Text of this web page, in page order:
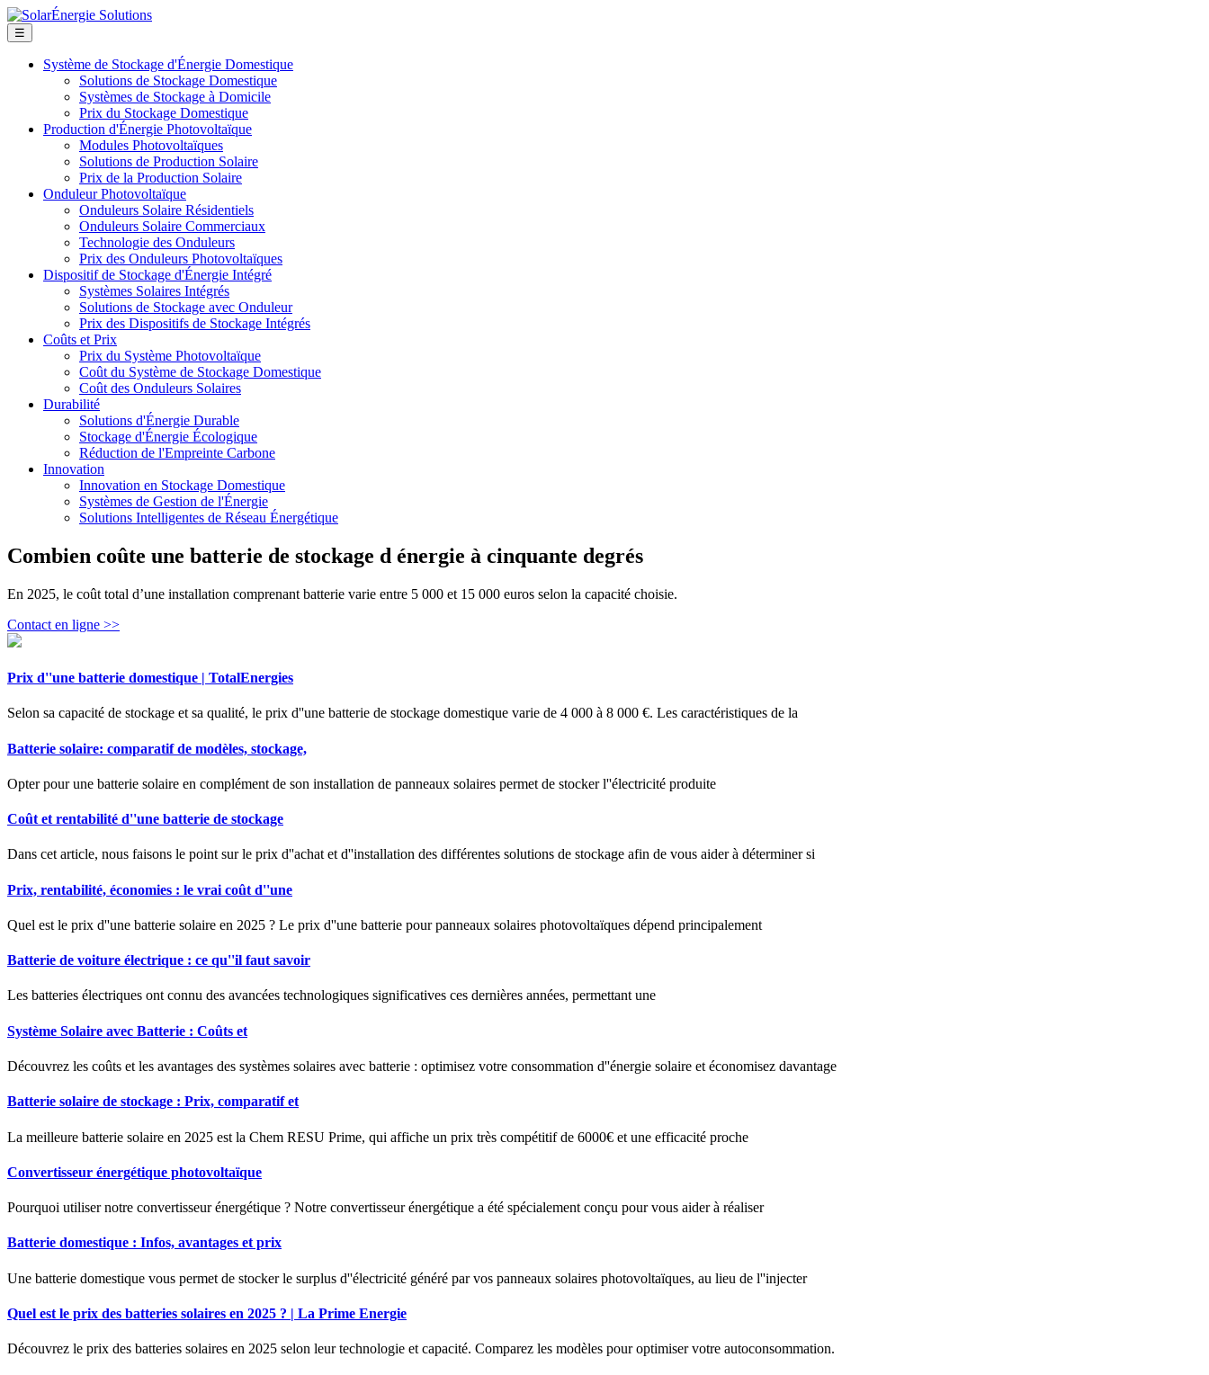
☰
Système de Stockage d'Énergie Domestique
Solutions de Stockage Domestique
Systèmes de Stockage à Domicile
Prix du Stockage Domestique
Production d'Énergie Photovoltaïque
Modules Photovoltaïques
Solutions de Production Solaire
Prix de la Production Solaire
Onduleur Photovoltaïque
Onduleurs Solaire Résidentiels
Onduleurs Solaire Commerciaux
Technologie des Onduleurs
Prix des Onduleurs Photovoltaïques
Dispositif de Stockage d'Énergie Intégré
Systèmes Solaires Intégrés
Solutions de Stockage avec Onduleur
Prix des Dispositifs de Stockage Intégrés
Coûts et Prix
Prix du Système Photovoltaïque
Coût du Système de Stockage Domestique
Coût des Onduleurs Solaires
Durabilité
Solutions d'Énergie Durable
Stockage d'Énergie Écologique
Réduction de l'Empreinte Carbone
Innovation
Innovation en Stockage Domestique
Systèmes de Gestion de l'Énergie
Solutions Intelligentes de Réseau Énergétique
Combien coûte une batterie de stockage d énergie à cinquante degrés
En 2025, le coût total d’une installation comprenant batterie varie entre 5 000 et 15 000 euros selon la capacité choisie.
Contact en ligne >>
Prix d''une batterie domestique | TotalEnergies
Selon sa capacité de stockage et sa qualité, le prix d''une batterie de stockage domestique varie de 4 000 à 8 000 €. Les caractéristiques de la
Batterie solaire: comparatif de modèles, stockage,
Opter pour une batterie solaire en complément de son installation de panneaux solaires permet de stocker l''électricité produite
Coût et rentabilité d''une batterie de stockage
Dans cet article, nous faisons le point sur le prix d''achat et d''installation des différentes solutions de stockage afin de vous aider à déterminer si
Prix, rentabilité, économies : le vrai coût d''une
Quel est le prix d''une batterie solaire en 2025 ? Le prix d''une batterie pour panneaux solaires photovoltaïques dépend principalement
Batterie de voiture électrique : ce qu''il faut savoir
Les batteries électriques ont connu des avancées technologiques significatives ces dernières années, permettant une
Système Solaire avec Batterie : Coûts et
Découvrez les coûts et les avantages des systèmes solaires avec batterie : optimisez votre consommation d''énergie solaire et économisez davantage
Batterie solaire de stockage : Prix, comparatif et
La meilleure batterie solaire en 2025 est la Chem RESU Prime, qui affiche un prix très compétitif de 6000€ et une efficacité proche
Convertisseur énergétique photovoltaïque
Pourquoi utiliser notre convertisseur énergétique ? Notre convertisseur énergétique a été spécialement conçu pour vous aider à réaliser
Batterie domestique : Infos, avantages et prix
Une batterie domestique vous permet de stocker le surplus d''électricité généré par vos panneaux solaires photovoltaïques, au lieu de l''injecter
Quel est le prix des batteries solaires en 2025 ? | La Prime Energie
Découvrez le prix des batteries solaires en 2025 selon leur technologie et capacité. Comparez les modèles pour optimiser votre autoconsommation.